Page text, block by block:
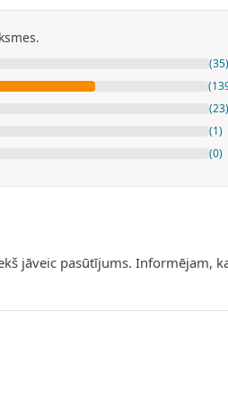
(35)
(23)
(1)
(0)
jāveic pasūtījums. Informējam,